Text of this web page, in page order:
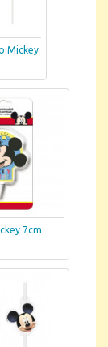
Mickey
7cm